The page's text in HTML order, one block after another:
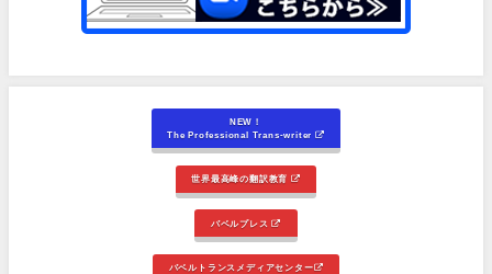
NEW！
The Professional Trans-writer
世界最高峰の翻訳教育
バベルプレス
バベルトランスメディアセンター